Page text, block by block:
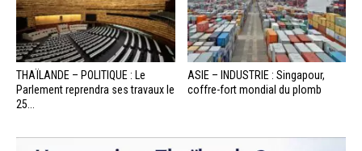
THAÏLANDE – POLITIQUE : Le
Parlement reprendra ses travaux le
25...
ASIE – INDUSTRIE : Singapour,
coffre-fort mondial du plomb